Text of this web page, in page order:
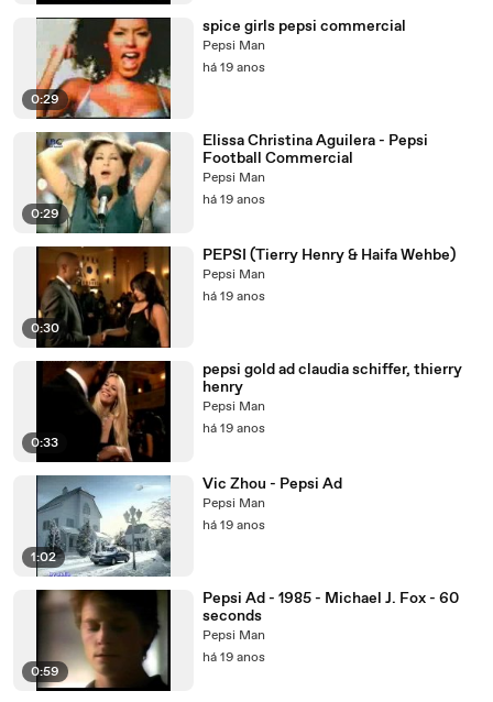
0:29
spice girls pepsi commercial
Pepsi Man
há 19 anos
0:29
Elissa Christina Aguilera - Pepsi
Football Commercial
Pepsi Man
há 19 anos
0:30
PEPSI (Tierry Henry & Haifa Wehbe)
Pepsi Man
há 19 anos
0:33
pepsi gold ad claudia schiffer, thierry
henry
Pepsi Man
há 19 anos
1:02
Vic Zhou - Pepsi Ad
Pepsi Man
há 19 anos
0:59
Pepsi Ad - 1985 - Michael J. Fox - 60
seconds
Pepsi Man
há 19 anos